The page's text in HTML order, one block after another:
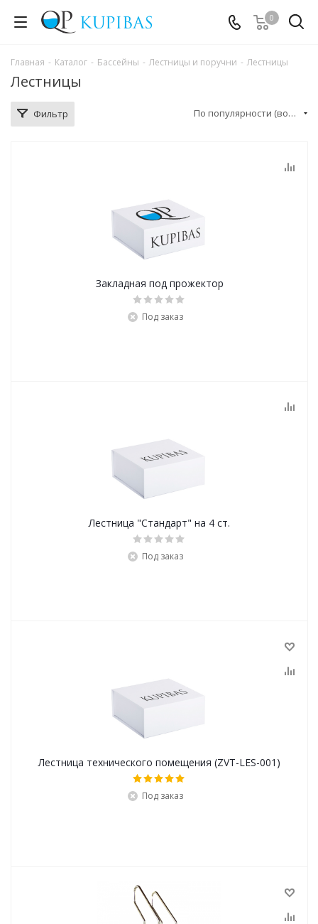
0
Главная - Каталог - Бассейны - Лестницы и поручни - Лестницы
Лестницы
Фильтр По популярности (возрастание)
Закладная под прожектор
Под заказ
Лестница "Стандарт" на 4 ст.
Под заказ
Лестница технического помещения (ZVT-LES-001)
Под заказ